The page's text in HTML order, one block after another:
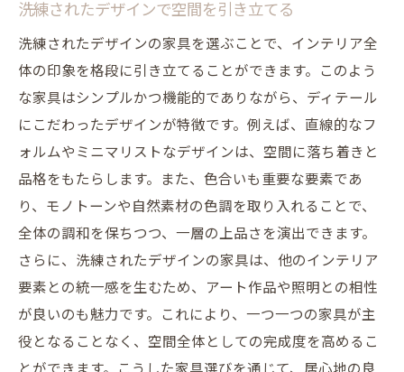
洗練されたデザインで空間を引き立てる
洗練されたデザインの家具を選ぶことで、インテリア全
体の印象を格段に引き立てることができます。このよう
な家具はシンプルかつ機能的でありながら、ディテール
にこだわったデザインが特徴です。例えば、直線的なフ
ォルムやミニマリストなデザインは、空間に落ち着きと
品格をもたらします。また、色合いも重要な要素であ
り、モノトーンや自然素材の色調を取り入れることで、
全体の調和を保ちつつ、一層の上品さを演出できます。
さらに、洗練されたデザインの家具は、他のインテリア
要素との統一感を生むため、アート作品や照明との相性
が良いのも魅力です。これにより、一つ一つの家具が主
役となることなく、空間全体としての完成度を高めるこ